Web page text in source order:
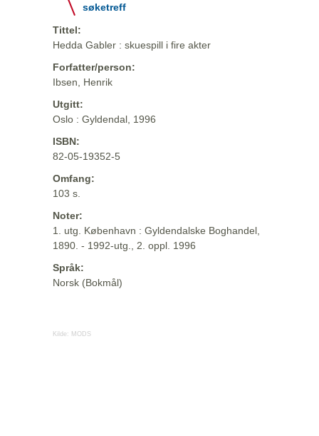
søketreff
Tittel:
Hedda Gabler : skuespill i fire akter
Forfatter/person:
Ibsen, Henrik
Utgitt:
Oslo : Gyldendal, 1996
ISBN:
82-05-19352-5
Omfang:
103 s.
Noter:
1. utg. København : Gyldendalske Boghandel,
1890. - 1992-utg., 2. oppl. 1996
Språk:
Norsk (Bokmål)
Kilde: MODS